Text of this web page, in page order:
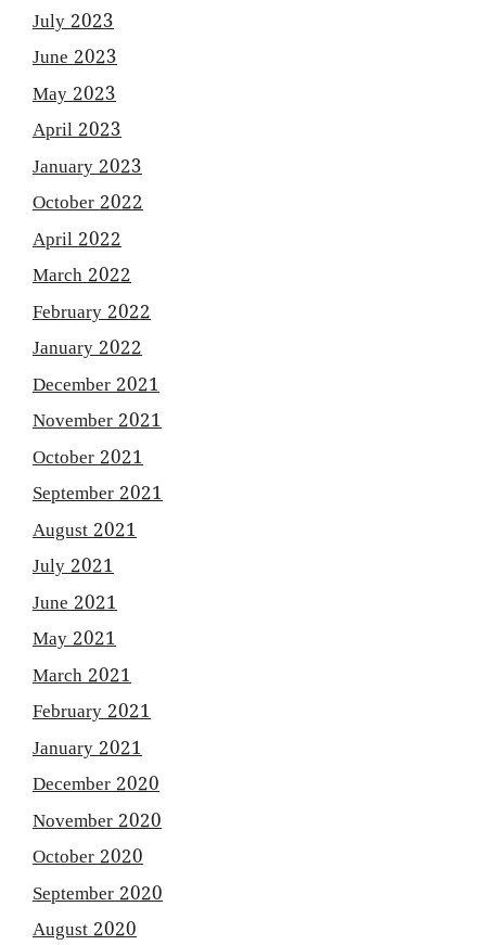
July 2023
June 2023
May 2023
April 2023
January 2023
October 2022
April 2022
March 2022
February 2022
January 2022
December 2021
November 2021
October 2021
September 2021
August 2021
July 2021
June 2021
May 2021
March 2021
February 2021
January 2021
December 2020
November 2020
October 2020
September 2020
August 2020